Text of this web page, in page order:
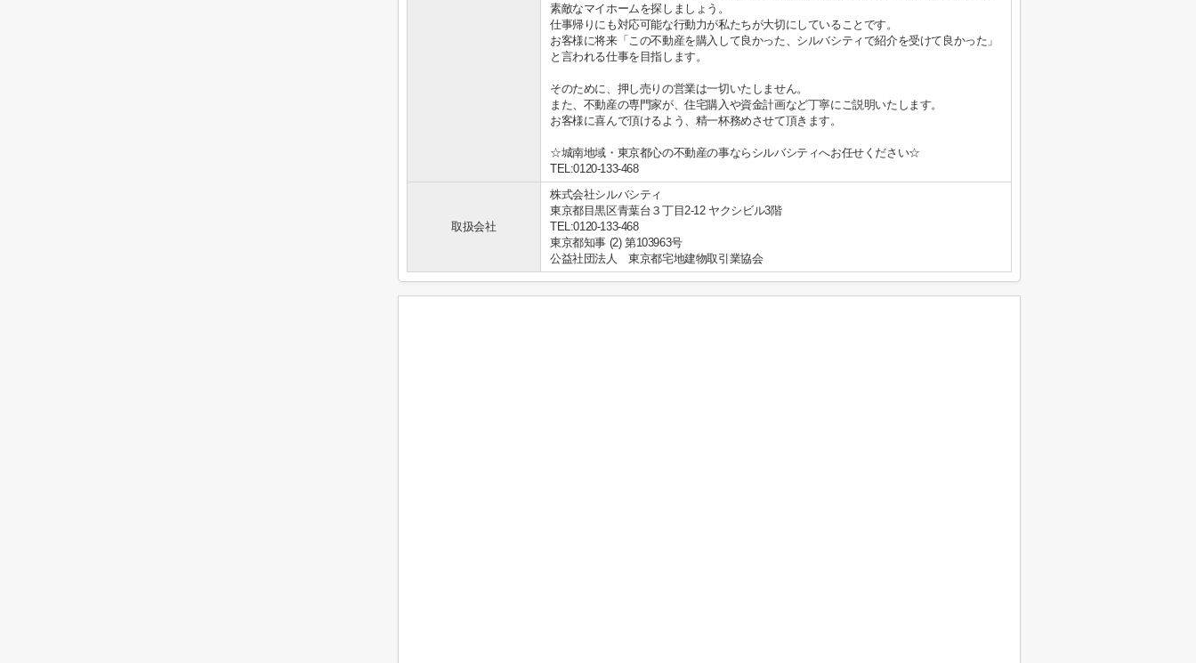
素敵なマイホームを探しましょう。
仕事帰りにも対応可能な行動力が私たちが大切にしていることです。
お客様に将来「この不動産を購入して良かった、シルバシティで紹介を受けて良かった」
と言われる仕事を目指します。
そのために、押し売りの営業は一切いたしません。
また、不動産の専門家が、住宅購入や資金計画など丁寧にご説明いたします。
お客様に喜んで頂けるよう、精一杯務めさせて頂きます。
☆城南地域・東京都心の不動産の事ならシルバシティへお任せください☆
TEL:0120-133-468
取扱会社
株式会社シルバシティ
東京都目黒区青葉台３丁目2-12 ヤクシビル3階
TEL:0120-133-468
東京都知事 (2) 第103963号
公益社団法人 東京都宅地建物取引業協会